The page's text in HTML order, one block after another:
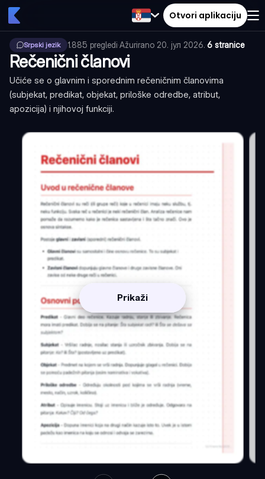
Otvori aplikaciju
Srpski jezik 1.885 pregledi·Ažurirano 20. јул 2026.·6 stranice
Rečenični članovi
Učiće se o glavnim i sporednim rečeničnim članovima
(subjekat, predikat, objekat, priloške odredbe, atribut,
apozicija) i njihovoj funkciji.
Prikaži